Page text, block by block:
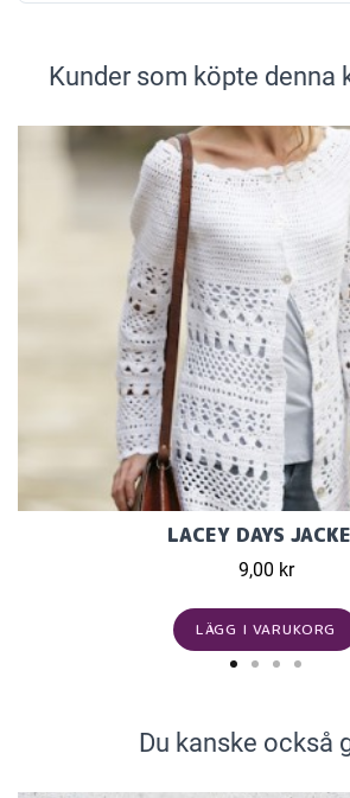
Kunder som köpte denna
LACEY DAYS
9,00 kr
LÄGG I VARUKORG
Du kanske också